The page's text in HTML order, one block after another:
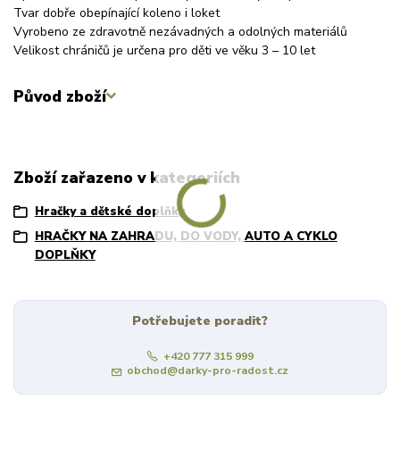
Tvar dobře obepínající koleno i loket
Vyrobeno ze zdravotně nezávadných a odolných materiálů
Velikost chráničů je určena pro děti ve věku 3 – 10 let
Původ zboží
Zboží zařazeno v kategoriích
Hračky a dětské doplňky
HRAČKY NA ZAHRADU, DO VODY, AUTO A CYKLO
DOPLŇKY
Potřebujete poradit?
+420 777 315 999
obchod@darky-pro-radost.cz